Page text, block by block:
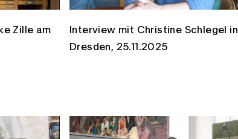
Zille am
Interview mit Christine Schlegel in
Dresden, 25.11.2025